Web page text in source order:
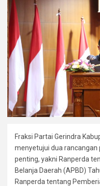
Fraksi Partai Gerindra
menyetujui dua
penting, yakni Ranperda
Belanja Daerah (APBD)
Ranperda tentang